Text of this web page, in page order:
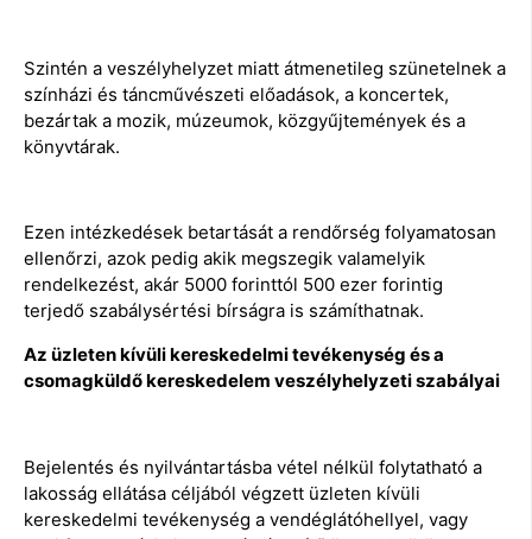
Szintén a veszélyhelyzet miatt átmenetileg szünetelnek a
színházi és táncművészeti előadások, a koncertek,
bezártak a mozik, múzeumok, közgyűjtemények és a
könyvtárak.
Ezen intézkedések betartását a rendőrség folyamatosan
ellenőrzi, azok pedig akik megszegik valamelyik
rendelkezést, akár 5000 forinttól 500 ezer forintig
terjedő szabálysértési bírságra is számíthatnak.
Az üzleten kívüli kereskedelmi tevékenység és a
csomagküldő kereskedelem veszélyhelyzeti szabályai
Bejelentés és nyilvántartásba vétel nélkül folytatható a
lakosság ellátása céljából végzett üzleten kívüli
kereskedelmi tevékenység a vendéglátóhellyel, vagy